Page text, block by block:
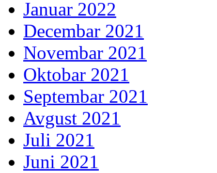
Januar 2022
Decembar 2021
Novembar 2021
Oktobar 2021
Septembar 2021
Avgust 2021
Juli 2021
Juni 2021